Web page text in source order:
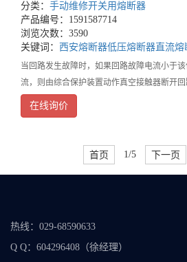
分类： 手动维修开关用熔断器
产品编号：1591587714
浏览次数：3590
关键词： 西安熔断器低压熔断器直流熔
当回路发生故障时，如果回路故障电流小于
流，则由综合保护装置动作真空接触器断开
器先于高压熔断器断开回路，高压熔断器不动
的故障电流大于该保护交接点对应的电流时由
在线询价
首页 1/5 下一页
热线：029-68590633
Q Q：604296408（徐经理）